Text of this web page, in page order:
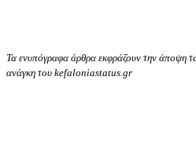
Τα ενυπόγραφα άρθρα εκφράζουν την άποψη
ανάγκη του kefaloniastatus.gr